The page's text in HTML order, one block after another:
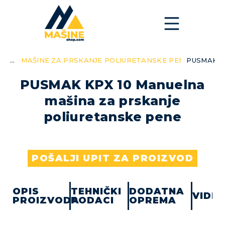
You are here:
MAŠINE ZA PRSKANJE POLIURETANSKE PENEPUSMAK
PUSMAK KPX 10 Manuelna
mašina za prskanje
poliuretanske pene
POŠALJI UPIT ZA PROIZVOD
OPIS
PROIZVODA
TEHNIČKI
PODACI
DODATNA
OPREMA